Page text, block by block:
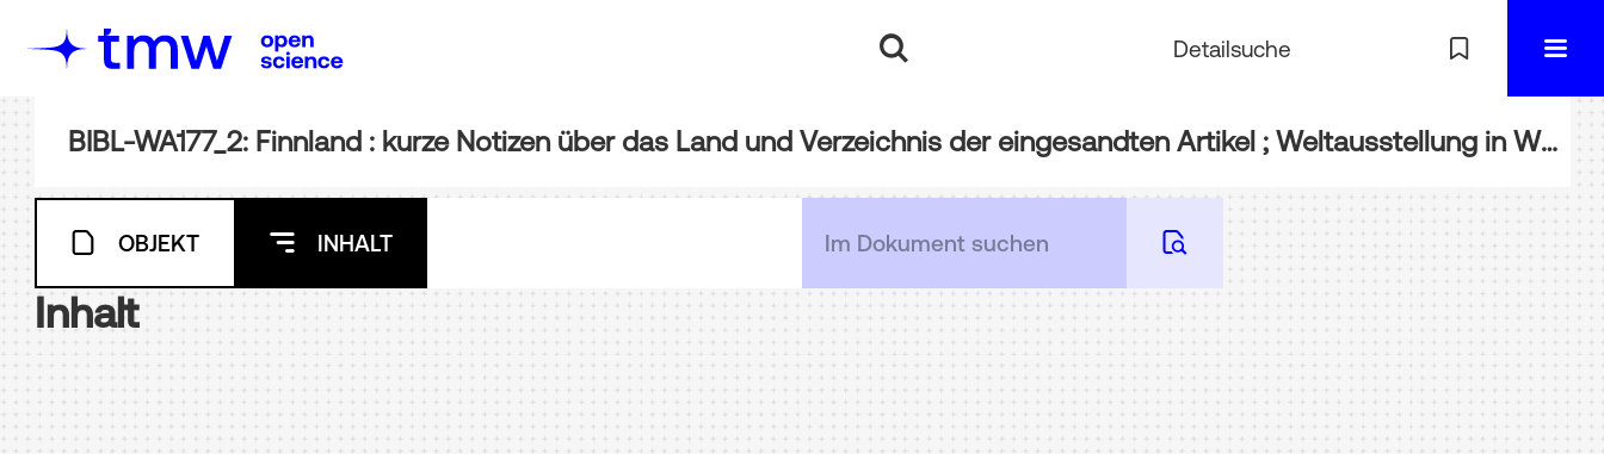
Detailsuche
BIBL-WA177_2: Finnland : kurze Notizen über das Land und Verzeichnis der eingesandten Artikel ; Weltausstellung in Wien 1873
OBJEKT INHALT
Inhalt